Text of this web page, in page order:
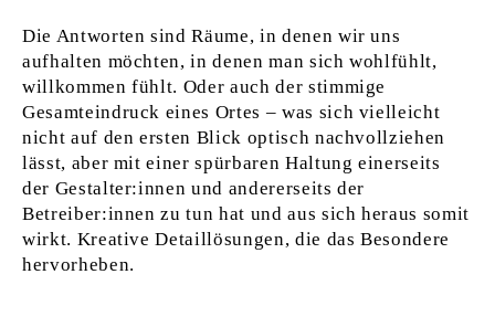
Die Antworten sind Räume, in denen wir uns
aufhalten möchten, in denen man sich wohlfühlt,
willkommen fühlt. Oder auch der stimmige
Gesamteindruck eines Ortes – was sich vielleicht
nicht auf den ersten Blick optisch nachvollziehen
lässt, aber mit einer spürbaren Haltung einerseits
der Gestalter:innen und andererseits der
Betreiber:innen zu tun hat und aus sich heraus somit
wirkt. Kreative Detaillösungen, die das Besondere
hervorheben.